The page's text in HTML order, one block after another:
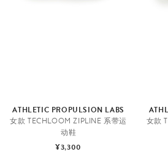
ATHLETIC PROPULSION LABS
女款 TECHLOOM ZIPLINE 系带运
动鞋
¥3,300
女款